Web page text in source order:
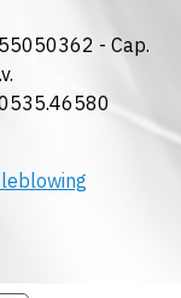
- Cap.